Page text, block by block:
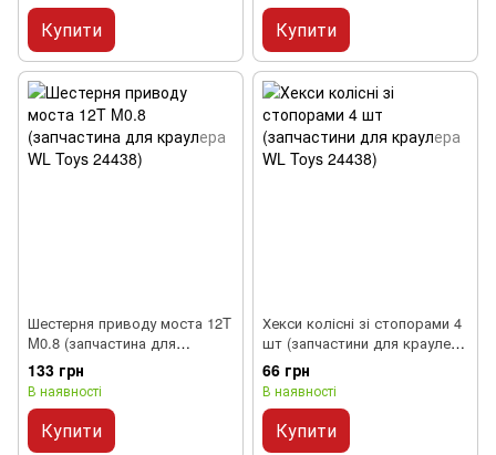
Купити Купити
Шестерня приводу моста 12T
M0.8 (запчастина для
краулера WL Toys 24438)
133 грн
В наявності
Купити
Хекси колісні зі стопорами 4
шт (запчастини для краулера
WL Toys 24438)
66 грн
В наявності
Купити